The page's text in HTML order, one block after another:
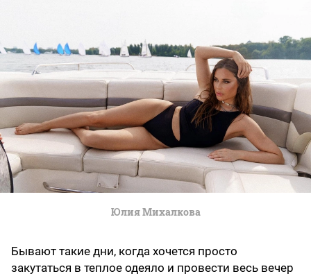
Юлия Михалкова
Бывают такие дни, когда хочется просто
закутаться в теплое одеяло и провести весь вечер